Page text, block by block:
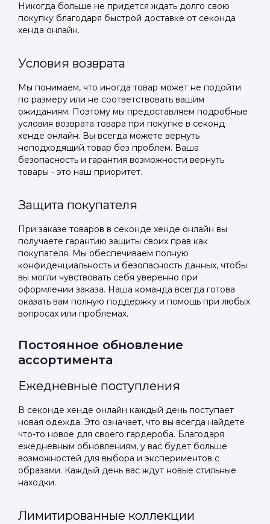
Никогда больше не придется ждать долго свою
покупку благодаря быстрой доставке от секонда
хенда онлайн.
Условия возврата
Мы понимаем, что иногда товар может не подойти
по размеру или не соответствовать вашим
ожиданиям. Поэтому мы предоставляем подробные
условия возврата товара при покупке в секонд
хенде онлайн. Вы всегда можете вернуть
неподходящий товар без проблем. Ваша
безопасность и гарантия возможности вернуть
товары - это наш приоритет.
Защита покупателя
При заказе товаров в секонде хенде онлайн вы
получаете гарантию защиты своих прав как
покупателя. Мы обеспечиваем полную
конфиденциальность и безопасность данных, чтобы
вы могли чувствовать себя уверенно при
оформлении заказа. Наша команда всегда готова
оказать вам полную поддержку и помощь при любых
вопросах или проблемах.
Постоянное обновление
ассортимента
Ежедневные поступления
В секонде хенде онлайн каждый день поступает
новая одежда. Это означает, что вы всегда найдете
что-то новое для своего гардероба. Благодаря
ежедневным обновлениям, у вас будет больше
возможностей для выбора и экспериментов с
образами. Каждый день вас ждут новые стильные
находки.
Лимитированные коллекции